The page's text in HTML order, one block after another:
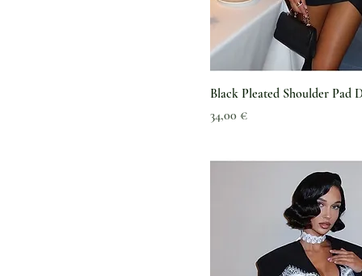
Black Pleated Shoulder Pad
Preis
34,00 €